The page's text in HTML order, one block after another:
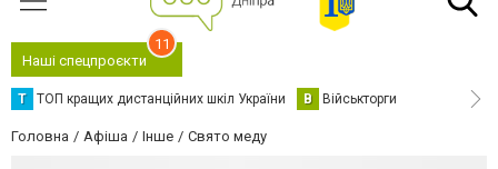
Наші спецпроєкти
11
Т ТОП кращих дистанційних шкіл України В Військторги
Головна Афіша Інше Свято меду